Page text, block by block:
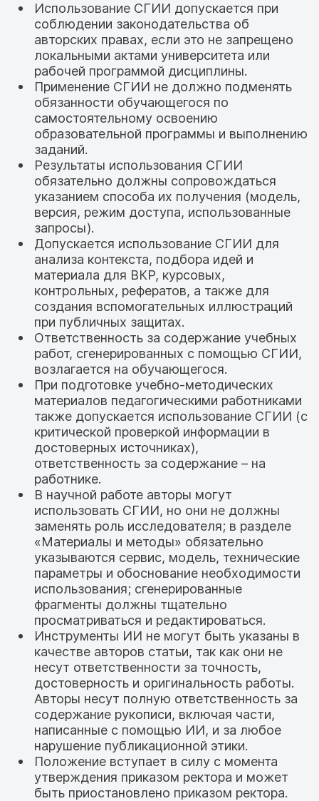
Использование СГИИ допускается при
соблюдении законодательства об
авторских правах, если это не запрещено
локальными актами университета или
рабочей программой дисциплины.
Применение СГИИ не должно подменять
обязанности обучающегося по
самостоятельному освоению
образовательной программы и выполнению
заданий.
Результаты использования СГИИ
обязательно должны сопровождаться
указанием способа их получения (модель,
версия, режим доступа, использованные
запросы).
Допускается использование СГИИ для
анализа контекста, подбора идей и
материала для ВКР, курсовых,
контрольных, рефератов, а также для
создания вспомогательных иллюстраций
при публичных защитах.
Ответственность за содержание учебных
работ, сгенерированных с помощью СГИИ,
возлагается на обучающегося.
При подготовке учебно-методических
материалов педагогическими работниками
также допускается использование СГИИ (с
критической проверкой информации в
достоверных источниках),
ответственность за содержание – на
работнике.
В научной работе авторы могут
использовать СГИИ, но они не должны
заменять роль исследователя; в разделе
«Материалы и методы» обязательно
указываются сервис, модель, технические
параметры и обоснование необходимости
использования; сгенерированные
фрагменты должны тщательно
просматриваться и редактироваться.
Инструменты ИИ не могут быть указаны в
качестве авторов статьи, так как они не
несут ответственности за точность,
достоверность и оригинальность работы.
Авторы несут полную ответственность за
содержание рукописи, включая части,
написанные с помощью ИИ, и за любое
нарушение публикационной этики.
Положение вступает в силу с момента
утверждения приказом ректора и может
быть приостановлено приказом ректора.